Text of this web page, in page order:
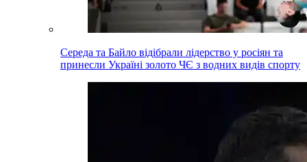
Середа та Байло відібрали лідерство у росіян та
принесли Україні золото ЧЄ з водних видів спорту